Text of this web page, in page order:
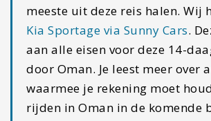
meeste uit deze reis halen. Wij
Kia Sportage via Sunny Cars.
aan alle eisen voor deze 14-
door Oman. Je leest meer over
waarmee je rekening moet
rijden in Oman in de komende